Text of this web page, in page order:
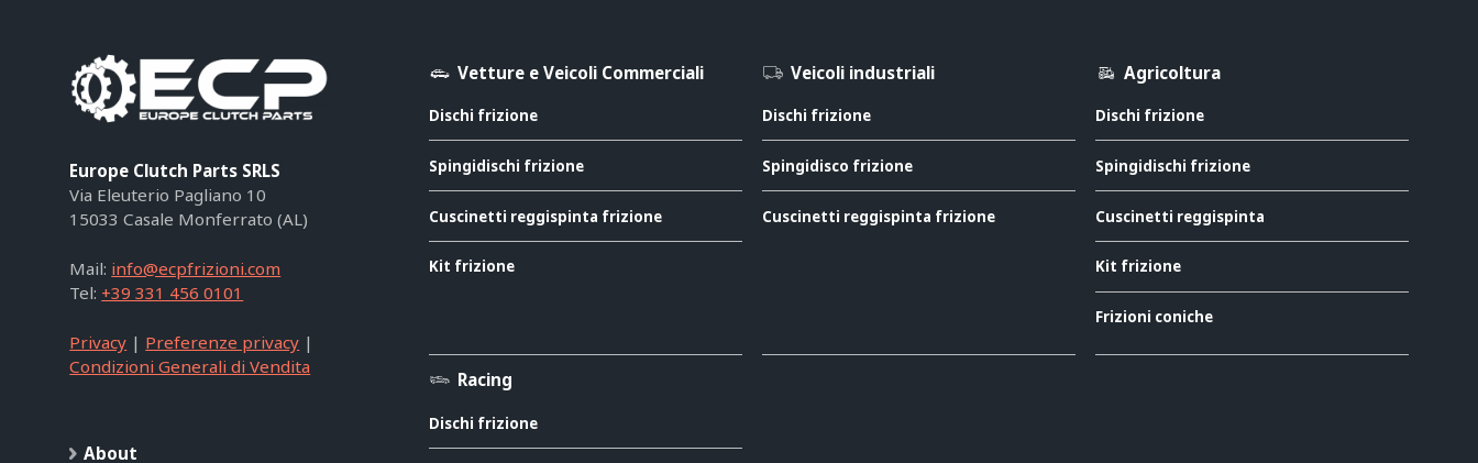
Europe Clutch Parts SRLS
Via Eleuterio Pagliano 10
15033 Casale Monferrato (AL)
Mail: info@ecpfrizioni.com
Tel: +39 331 456 0101
Privacy | Preferenze privacy |
Condizioni Generali di Vendita
About
Vetture e Veicoli Commerciali
Dischi frizione
Spingidischi frizione
Cuscinetti reggispinta frizione
Kit frizione
Veicoli industriali
Dischi frizione
Spingidisco frizione
Cuscinetti reggispinta frizione
Agricoltura
Dischi frizione
Spingidischi frizione
Cuscinetti reggispinta
Kit frizione
Frizioni coniche
Racing
Dischi frizione